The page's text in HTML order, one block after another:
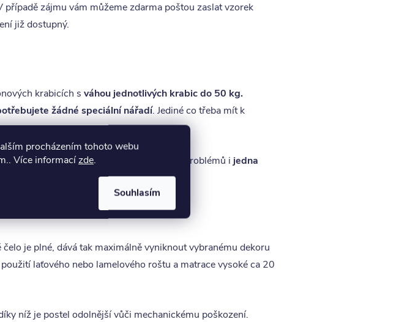
procházením tohoto webu
Více informacízde.
Souhlasím
zájmu vám můžeme zdarma poštou zaslat vzorek
již dostupný.
krabicích s váhou jednotlivých krabic do 50 kg.
žádné speciální nářadí. Jediné co třeba mít k
osobách. Z naší zkušenosti smontuje bezproblémů ijedna
rozmontovat a opět smontovat
je plné, dává tak maximálně vyniknout vybranému dekoru
laťového nebo lamelového roštu a matrace vysoké ca 20
níž je postel odolnější vůči mechanickému poškození.